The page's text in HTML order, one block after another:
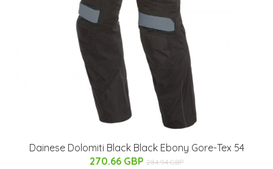
Dainese Dolomiti Black Black Ebony Gore-Tex 54
270.66 GBP 284.94 GBP